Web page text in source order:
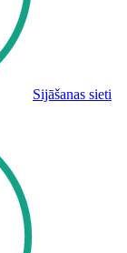
Sijāšanas sieti